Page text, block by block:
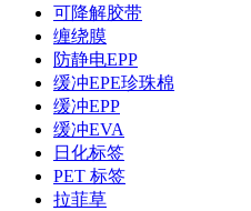
可降解胶带
缠绕膜
防静电EPP
缓冲EPE珍珠棉
缓冲EPP
缓冲EVA
日化标签
PET 标签
拉菲草